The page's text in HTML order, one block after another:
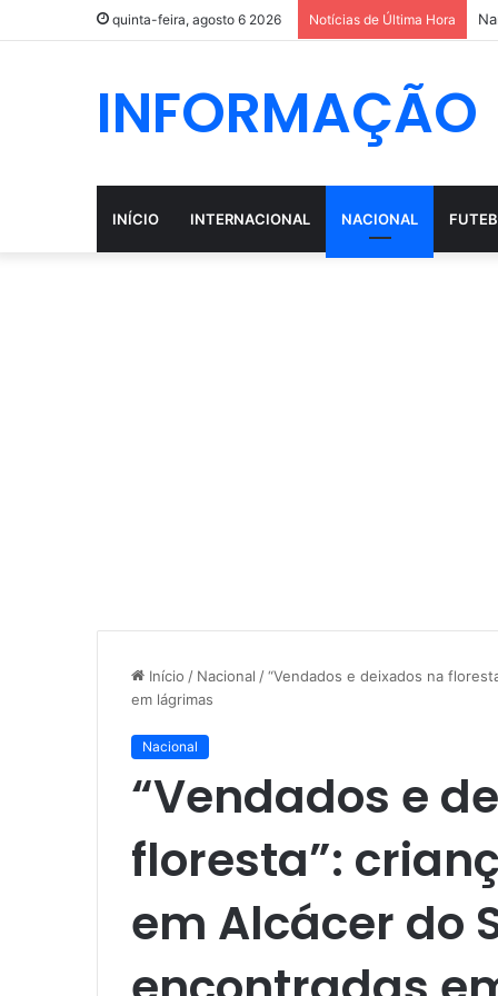
quinta-feira, agosto 6 2026 Notícias de Última Hora
INFORMAÇÃO
INÍCIO INTERNACIONAL NACIONAL
Início / Nacional /“Vendados e deixados na
em lágrimas
Nacional
“Vendados e
floresta”:
em Alcácer do